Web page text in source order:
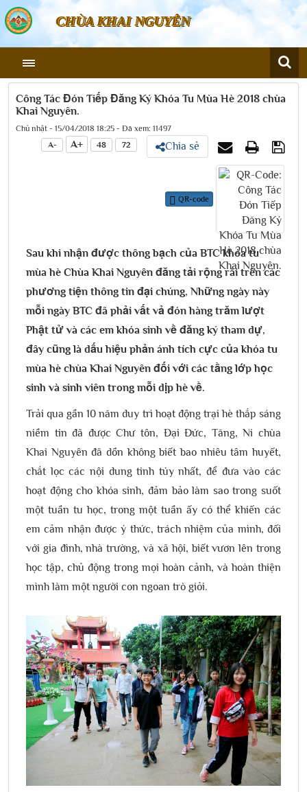
CHÙA KHAI NGUYÊN
Công Tác Đón Tiếp Đăng Ký Khóa Tu Mùa Hè 2018 chùa
Khai Nguyên.
Chủ nhật - 15/04/2018 18:25 - Đã xem: 11497
A-
A+ 48 72 Chia sẻ
QR-code
Sau khi nhận được thông bạch của BTC khóa tu
mùa hè Chùa Khai Nguyên đăng tải rộng rãi trên các
phương tiện thông tin đại chúng, Những ngày này
mỗi ngày BTC đã phải vất vả đón hàng trăm lượt
Phật tử và các em khóa sinh về đăng ký tham dự,
đây cũng là dấu hiệu phản ánh tích cực của khóa tu
mùa hè chùa Khai Nguyên đối với các tầng lớp học
sinh và sinh viên trong mỗi dịp hè về.
Trải qua gần 10 năm duy trì hoạt động trại hè thắp sáng
niềm tin đã được Chư tôn, Đại Đức, Tăng, Ni chùa
Khai Nguyên đã dồn không biết bao nhiêu tâm huyết,
chắt lọc các nội dung tinh túy nhất, để đưa vào các
hoạt động cho khóa sinh, đảm bảo làm sao trong suốt
một tuần tu học, trong một tuần ấy có thể khiến các
em cảm nhận được ý thức, trách nhiệm của mình, đối
với gia đình, nhà trường, và xã hội, biết vươn lên trong
học tập, chủ động trong mọi hoàn cảnh, và hoàn thiện
mình làm một người con ngoan trò giỏi.